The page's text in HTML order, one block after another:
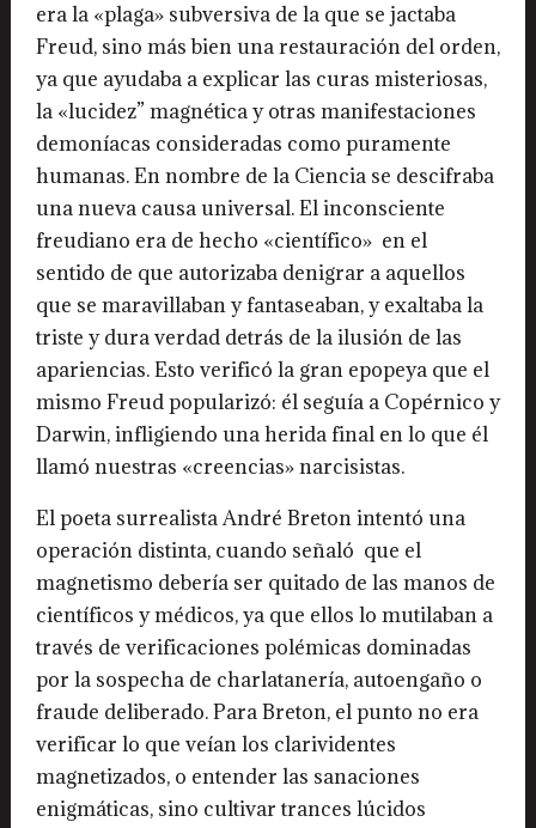
era la «plaga» subversiva de la que se jactaba
Freud, sino más bien una restauración del orden,
ya que ayudaba a explicar las curas misteriosas,
la «lucidez” magnética y otras manifestaciones
demoníacas consideradas como puramente
humanas. En nombre de la Ciencia se descifraba
una nueva causa universal. El inconsciente
freudiano era de hecho «científico» en el
sentido de que autorizaba denigrar a aquellos
que se maravillaban y fantaseaban, y exaltaba la
triste y dura verdad detrás de la ilusión de las
apariencias. Esto verificó la gran epopeya que el
mismo Freud popularizó: él seguía a Copérnico y
Darwin, infligiendo una herida final en lo que él
llamó nuestras «creencias» narcisistas.
El poeta surrealista André Breton intentó una
operación distinta, cuando señaló que el
magnetismo debería ser quitado de las manos de
científicos y médicos, ya que ellos lo mutilaban a
través de verificaciones polémicas dominadas
por la sospecha de charlatanería, autoengaño o
fraude deliberado. Para Breton, el punto no era
verificar lo que veían los clarividentes
magnetizados, o entender las sanaciones
enigmáticas, sino cultivar trances lúcidos